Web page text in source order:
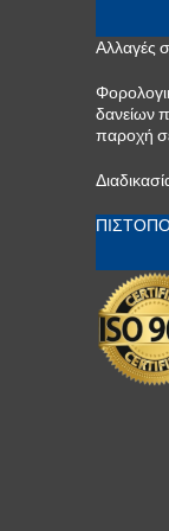
Αλλαγές
δανείων
παροχή